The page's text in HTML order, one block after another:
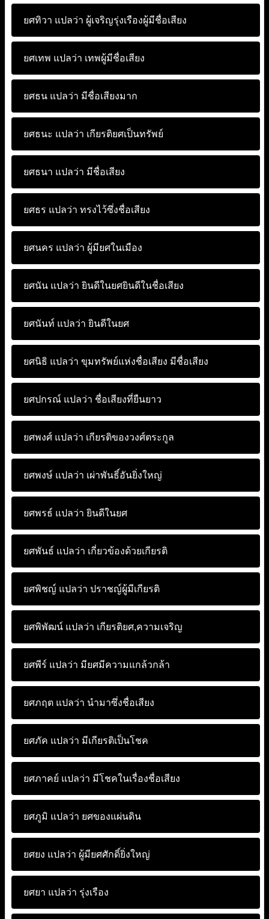
ยศทิวา แปลว่า ผู้เจริญรุ่งเรืองผู้มีชื่อเสียง
ยศเทพ แปลว่า เทพผู้มีชื่อเสียง
ยศธน แปลว่า มีชื่อเสียงมาก
ยศธนะ แปลว่า เกียรติยศเป็นทรัพย์
ยศธนา แปลว่า มีชื่อเสียง
ยศธร แปลว่า ทรงไว้ซึ่งชื่อเสียง
ยศนคร แปลว่า ผู้มียศในเมือง
ยศนัน แปลว่า ยินดีในยศยินดีในชื่อเสียง
ยศนันท์ แปลว่า ยินดีในยศ
ยศนิธิ แปลว่า ขุมทรัพย์แห่งชื่อเสียง มีชื่อเสียง
ยศปกรณ์ แปลว่า ชื่อเสียงที่ยืนยาว
ยศพงศ์ แปลว่า เกียรติของวงศ์ตระกูล
ยศพงษ์ แปลว่า เผ่าพันธิ์อันยิ่งใหญ่
ยศพรธ์ แปลว่า ยินดีในยศ
ยศพันธ์ แปลว่า เกี่ยวข้องด้วยเกียรติ
ยศพิชญ์ แปลว่า ปราชญ์ผู้มีเกียรติ
ยศพิพัฒน์ แปลว่า เกียรติยศ,ความเจริญ
ยศพีร์ แปลว่า มียศมีความแกล้วกล้า
ยศภฤต แปลว่า นำมาซึ่งชื่อเสียง
ยศภัค แปลว่า มีเกียรติเป็นโชค
ยศภาคย์ แปลว่า มีโชคในเรื่องชื่อเสียง
ยศภูมิ แปลว่า ยศของแผ่นดิน
ยศยง แปลว่า ผู้มียศศักดิ์ยิ่งใหญ่
ยศยา แปลว่า รุ่งเรือง